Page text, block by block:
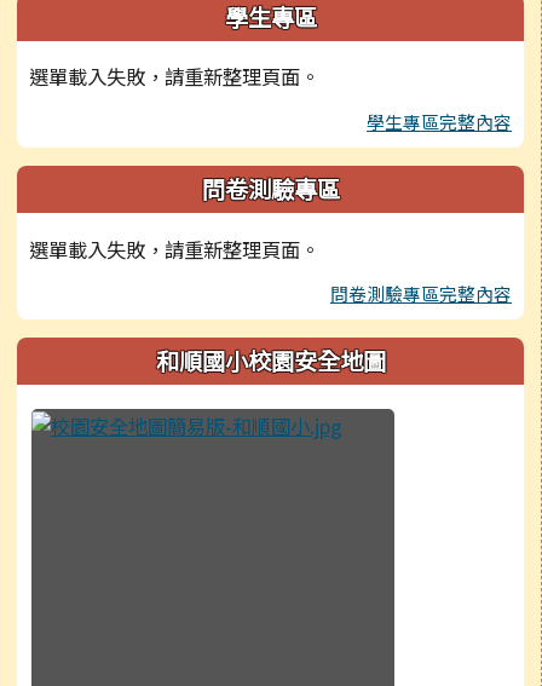
學生專區
選單載入失敗，請重新整理頁面。
學生專區完整內容
問卷測驗專區
選單載入失敗，請重新整理頁面。
問卷測驗專區完整內容
和順國小校園安全地圖